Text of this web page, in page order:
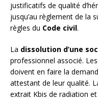
justificatifs de qualité
jusqu’au règlement de la
règles du Code civil.
La dissolution d’une
professionnel associé.
doivent en faire la
attestant de leur qualité.
extrait Kbis de radiation